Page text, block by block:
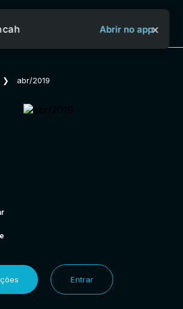
Sobre o Aya Bancah
Abrir no app×
❯ abr/2019
Entrar